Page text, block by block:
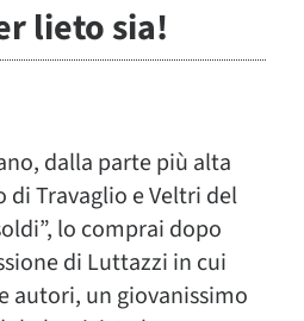
lieto sia!
dalla parte più alta
Travaglio e Veltri del
lo comprai dopo
di Luttazzi in cui
autori, un giovanissimo